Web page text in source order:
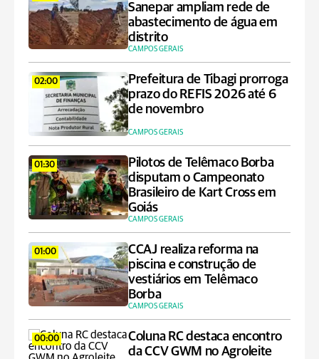
Sanepar ampliam rede de
abastecimento de água em
distrito
CAMPOS GERAIS
02:00
Prefeitura de Tibagi prorroga
prazo do REFIS 2026 até 6
de novembro
CAMPOS GERAIS
01:30
Pilotos de Telêmaco Borba
disputam o Campeonato
Brasileiro de Kart Cross em
Goiás
CAMPOS GERAIS
01:00
CCAJ realiza reforma na
piscina e construção de
vestiários em Telêmaco
Borba
CAMPOS GERAIS
00:00
Coluna RC destaca encontro
da CCV GWM no Agroleite